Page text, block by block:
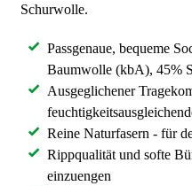
Schurwolle.
Passgenaue, bequeme
Baumwolle (kbA), 45%
Ausgeglichener
Reine Naturfasern - für
Rippqualität und softe
einzuengen